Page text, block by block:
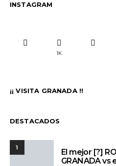
INSTAGRAM
1K
¡¡ VISITA GRANADA !!
DESTACADOS
1
El mejor [?]
GRANADA vs